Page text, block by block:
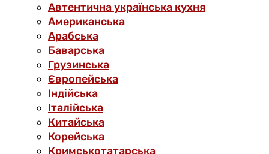
Автентична українська кухня
Американська
Арабська
Баварська
Грузинська
Європейська
Індійська
Італійська
Китайська
Корейська
Кримськотатарська